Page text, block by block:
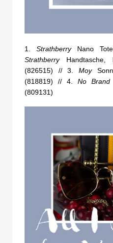
1.StrathberryNano
StrathberryHandtasche,
(826515) // 3. Moy
(818819) // 4. No Brand
(809131)